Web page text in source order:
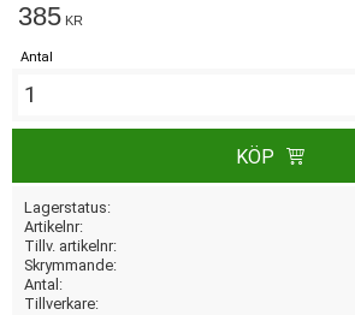
385 KR
Antal
KÖP
Lagerstatus
Artikelnr
Tillv. artikelnr
Skrymmande
Antal
Tillverkare